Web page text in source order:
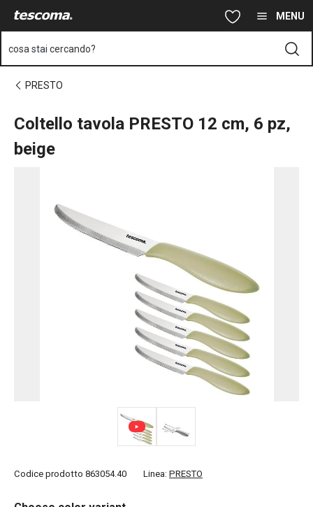
Vai al contenuto principale MENU
cosa stai cercando?
PRESTO
Coltello tavola PRESTO 12 cm, 6 pz,
beige
Codice prodotto 863054.40 Linea: PRESTO